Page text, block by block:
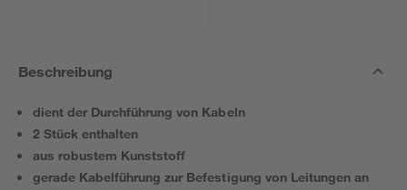
Beschreibung
dient der Durchführung von Kabeln
2 Stück enthalten
aus robustem Kunststoff
gerade Kabelführung zur Befestigung von Leitungen an